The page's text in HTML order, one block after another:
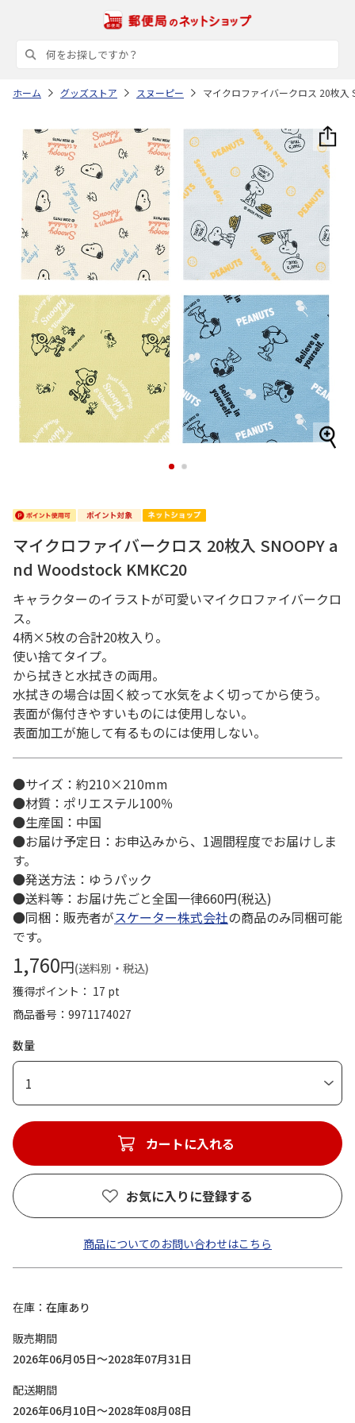
ホーム グッズストア スヌーピー マイクロファイバークロス 20枚入
1 2
マイクロファイバークロス 20枚入 SNOOPY a
nd Woodstock KMKC20
キャラクターのイラストが可愛いマイクロファイバークロ
ス。
4柄×5枚の合計20枚入り。
使い捨てタイプ。
から拭きと水拭きの両用。
水拭きの場合は固く絞って水気をよく切ってから使う。
表面が傷付きやすいものには使用しない。
表面加工が施して有るものには使用しない。
●サイズ：約210×210mm
●材質：ポリエステル100％
●生産国：中国
●お届け予定日：お申込みから、1週間程度でお届けしま
す。
●発送方法：ゆうパック
●送料等：お届け先ごと全国一律660円(税込)
●同梱：販売者がスケーター株式会社の商品のみ同梱可能
です。
1,760円(送料別・税込)
獲得ポイント： 17 pt
商品番号
9971174027
数量
1
カートに入れる
お気に入りに登録する
商品についてのお問い合わせはこちら
在庫
在庫あり
販売期間
2026年06月05日～2028年07月31日
配送期間
2026年06月10日～2028年08月08日